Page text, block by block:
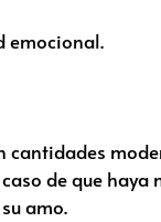
emocional.
de que haya
amo.